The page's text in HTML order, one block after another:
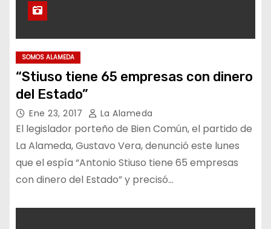
SOMOS ALAMEDA
“Stiuso tiene 65 empresas con dinero
del Estado”
Ene 23, 2017 La Alameda
El legislador porteño de Bien Común, el partido de
La Alameda, Gustavo Vera, denunció este lunes
que el espía “Antonio Stiuso tiene 65 empresas
con dinero del Estado” y precisó…